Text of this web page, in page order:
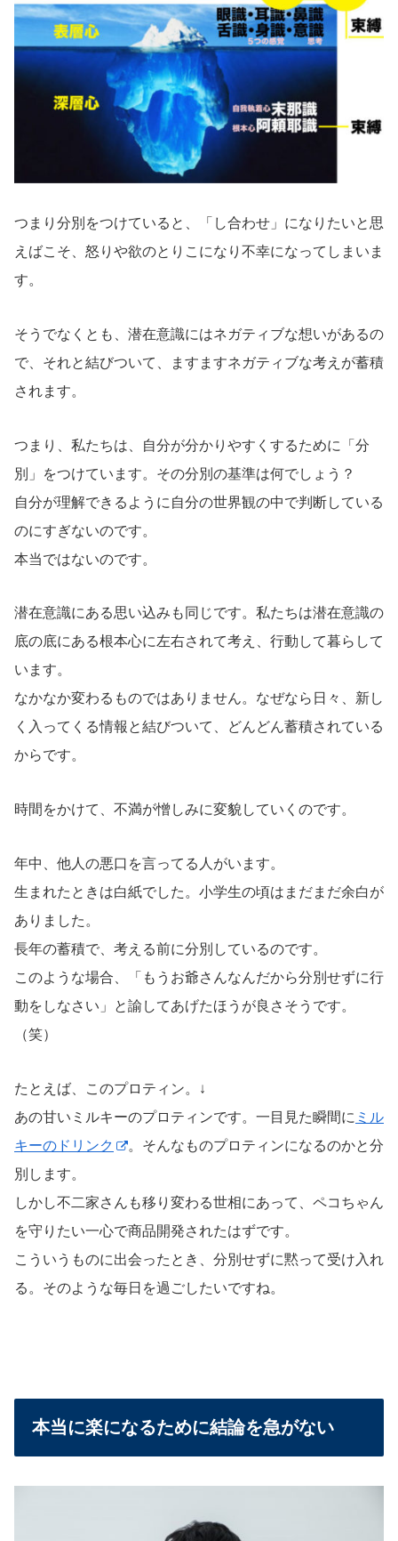
つまり分別をつけていると、「し合わせ」になりたいと思
えばこそ、怒りや欲のとりこになり不幸になってしまいま
す。
そうでなくとも、潜在意識にはネガティブな想いがあるの
で、それと結びついて、ますますネガティブな考えが蓄積
されます。
つまり、私たちは、自分が分かりやすくするために「分
別」をつけています。その分別の基準は何でしょう？
自分が理解できるように自分の世界観の中で判断している
のにすぎないのです。
本当ではないのです。
潜在意識にある思い込みも同じです。私たちは潜在意識の
底の底にある根本心に左右されて考え、行動して暮らして
います。
なかなか変わるものではありません。なぜなら日々、新し
く入ってくる情報と結びついて、どんどん蓄積されている
からです。
時間をかけて、不満が憎しみに変貌していくのです。
年中、他人の悪口を言ってる人がいます。
生まれたときは白紙でした。小学生の頃はまだまだ余白が
ありました。
長年の蓄積で、考える前に分別しているのです。
このような場合、「もうお爺さんなんだから分別せずに行
動をしなさい」と諭してあげたほうが良さそうです。
（笑）
たとえば、このプロティン。↓
あの甘いミルキーのプロティンです。一目見た瞬間に ミル
キーのドリンク
。そんなものプロティンになるのかと分
別します。
しかし不二家さんも移り変わる世相にあって、ペコちゃん
を守りたい一心で商品開発されたはずです。
こういうものに出会ったとき、分別せずに黙って受け入れ
る。そのような毎日を過ごしたいですね。
本当に楽になるために結論を急がない